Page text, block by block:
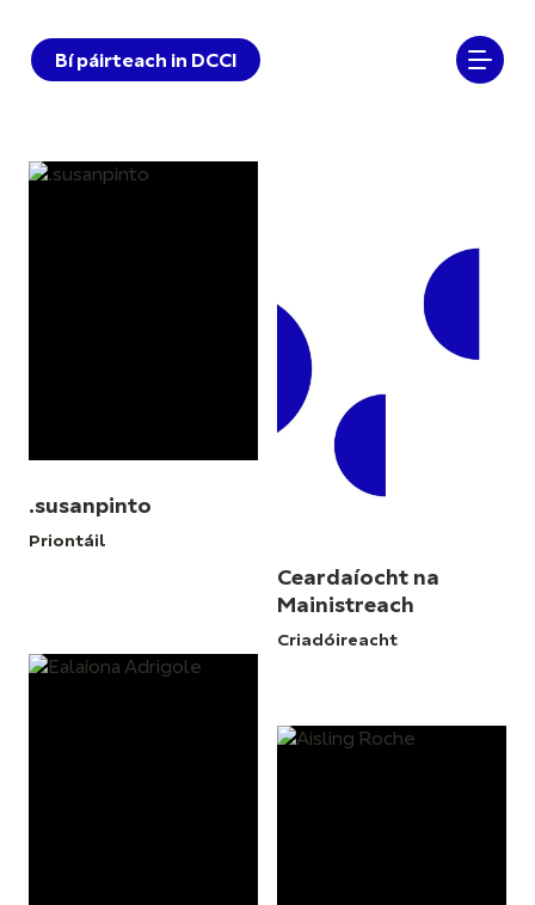
Bí páirteach in DCCI
.susanpinto
Priontáil
Ceardaíocht na
Mainistreach
Criadóireacht